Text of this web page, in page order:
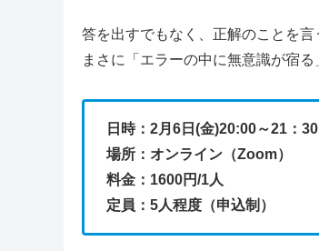
答を出すでもなく、正解のことを言
まさに「エラーの中に無意識が宿
日時：2月6日(金)20:00～21：30
場所：オンライン（Zoom）
料金：1600円/1人
定員：5人程度（申込制）